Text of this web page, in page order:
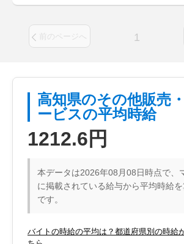
前のページへ 1
高知県のその他販売
ービスの平均時給
1212.6円
本データは2026年08月08日時点で、
に掲載されている給与から平均時給
です。
バイトの時給の平均は？都道府県別の時給